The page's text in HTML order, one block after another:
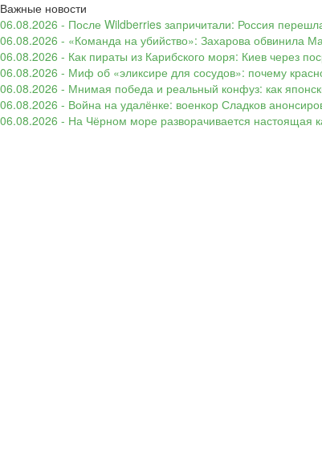
Важные новости
06.08.2026 - После Wildberries запричитали: Россия
06.08.2026 - «Команда на убийство»: Захарова обвинила
06.08.2026 - Как пираты из Карибского моря: Киев через
06.08.2026 - Миф об «эликсире для сосудов»: почему
06.08.2026 - Мнимая победа и реальный конфуз: как
06.08.2026 - Война на удалёнке: военкор Сладков
06.08.2026 - На Чёрном море разворачивается настоящая